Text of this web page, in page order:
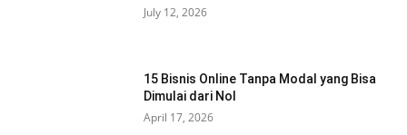
July 12, 2026
15 Bisnis Online Tanpa Modal yang Bisa
Dimulai dari Nol
April 17, 2026